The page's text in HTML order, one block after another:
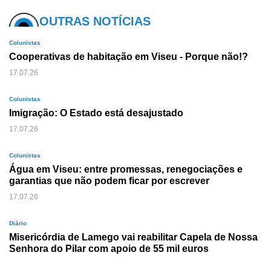
OUTRAS NOTÍCIAS
Colunistas
Cooperativas de habitação em Viseu - Porque não!?
17.07.26
Colunistas
Imigração: O Estado está desajustado
17.07.26
Colunistas
Água em Viseu: entre promessas, renegociações e
garantias que não podem ficar por escrever
17.07.26
Diário
Misericórdia de Lamego vai reabilitar Capela de Nossa
Senhora do Pilar com apoio de 55 mil euros